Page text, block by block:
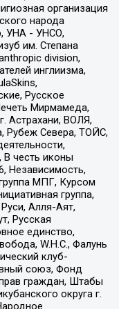
организация
народа
УНА - УНСО,
им. Степана
division,
инглиизма,
Русское
Мирмамеда,
Астрахани, ВОЛЯ,
Рубеж Севера, ТОЙС,
честь иконы
Независимость,
МПГ, Курсом
группа,
Алля-Аят,
Русская
единство,
W.H.С., Фалунь
клуб-
союз, Фонд
граждан, Штабы
округа г.